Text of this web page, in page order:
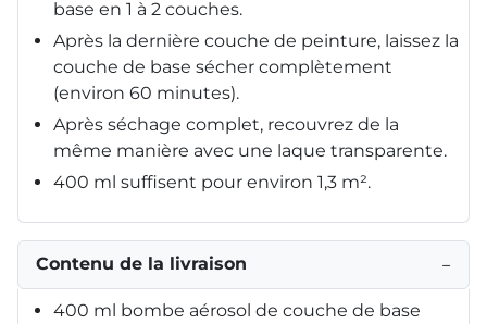
base en 1 à 2 couches.
Après la dernière couche de peinture, laissez la
couche de base sécher complètement
(environ 60 minutes).
Après séchage complet, recouvrez de la
même manière avec une laque transparente.
400 ml suffisent pour environ 1,3 m².
Contenu de la livraison −
400 ml bombe aérosol de couche de base